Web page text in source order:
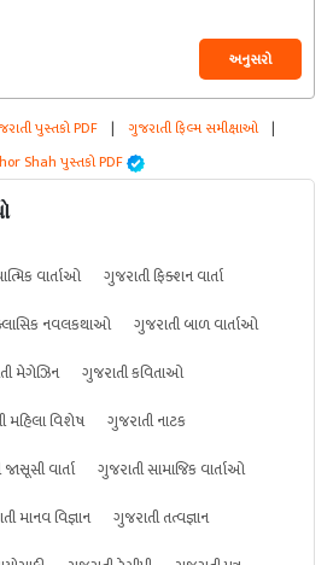
અનુસરો
પુસ્તકો PDF | ગુજરાતી ફિલ્મ સમીક્ષાઓ |
Shah પુસ્તકો PDF
વાર્તાઓ
ગુજરાતી ફિક્શન વાર્તા
નવલકથાઓ
ગુજરાતી બાળ વાર્તાઓ
મેગેઝિન
ગુજરાતી કવિતાઓ
મહિલા વિશેષ
ગુજરાતી નાટક
વાર્તા
ગુજરાતી સામાજિક વાર્તાઓ
માનવ વિજ્ઞાન
ગુજરાતી તત્વજ્ઞાન